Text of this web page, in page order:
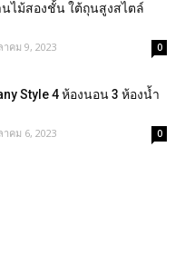
ไม้สองชั้น ใต้ถุนสูงสไตล์
าคม 9, 2023 0
Style 4 ห้องนอน 3 ห้องน้ำ
าคม 6, 2023 0